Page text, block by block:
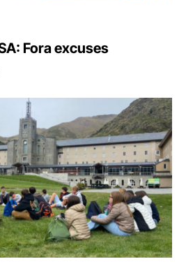
Fora excuses